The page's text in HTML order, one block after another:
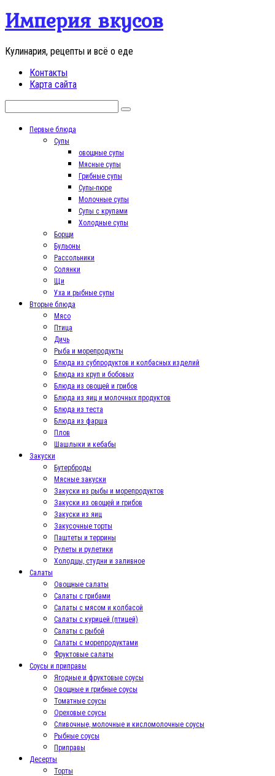
Перейти
контенту
Империя вкусов
Кулинария, рецепты и всё о еде
Контакты
Карта сайта
Первые блюда
Супы
овощные супы
Мясные супы
Грибные супы
Супы-пюре
Молочные супы
Супы с крупами
Холодные супы
Борщи
Бульоны
Рассольники
Солянки
Щи
Уха и рыбные супы
Вторые блюда
Мясо
Птица
Дичь
Рыба и морепродукты
Блюда из субпродуктов и колбасных изделий
Блюда из круп и бобовых
Блюда из овощей и грибов
Блюда из яиц и молочных продуктов
Блюда из теста
Блюда из фарша
Плов
Шашлыки и кебабы
Закуски
Бутерброды
Мясные закуски
Закуски из рыбы и морепродуктов
Закуски из овощей и грибов
Закуски из яиц
Закусочные торты
Паштеты и террины
Рулеты и рулетики
Холодцы, студни и заливное
Салаты
Овощные салаты
Салаты с грибами
Салаты с мясом и колбасой
Салаты с курицей (птицей)
Салаты с рыбой
Салаты с морепродуктами
Фруктовые салаты
Соусы и приправы
Ягодные и фруктовые соусы
Овощные и грибные соусы
Томатные соусы
Ореховые соусы
Сливочные, молочные и кисломолочные соусы
Рыбные соусы
Приправы
Десерты
Торты